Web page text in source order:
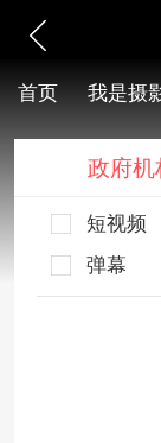
首页 我是摄
政府机
短视频
弹幕